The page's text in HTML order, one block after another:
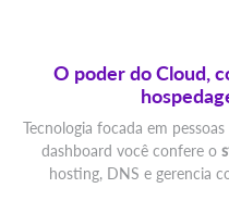
O poder do Cloud,
Tecnologia focada em
dashboard você confere o
hosting, DNS e gerencia